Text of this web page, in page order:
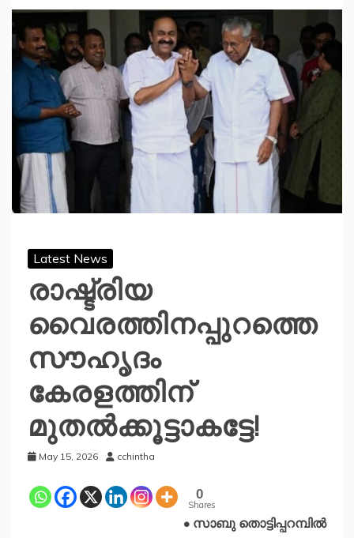
Latest News
രാഷ്ട്രിയ
വൈരത്തിനപ്പുറത്തെ
സൗഹൃദം
കേരളത്തിന്
മുതല്‍ക്കൂട്ടാകട്ടേ!
May 15, 2026 cchintha
0
Shares
• സാബു തൊട്ടിപ്പറമ്പിൽ